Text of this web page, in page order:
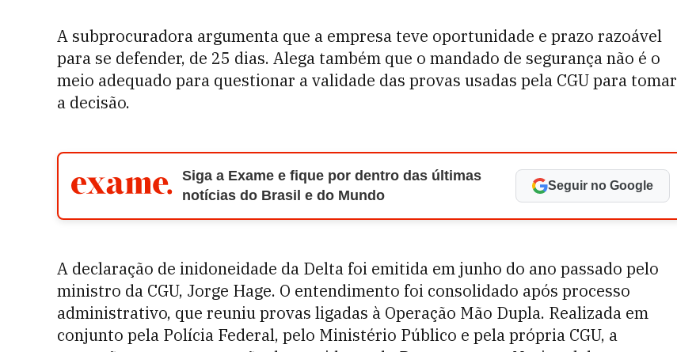
A subprocuradora argumenta que a empresa teve oportunidade e prazo razoável
para se defender, de 25 dias. Alega também que o mandado de segurança não é o
meio adequado para questionar a validade das provas usadas pela CGU para tomar
a decisão.
Siga a Exame e fique por dentro das últimas
notícias do Brasil e do Mundo
Seguir no Google
A declaração de inidoneidade da Delta foi emitida em junho do ano passado pelo
ministro da CGU, Jorge Hage. O entendimento foi consolidado após processo
administrativo, que reuniu provas ligadas à Operação Mão Dupla. Realizada em
conjunto pela Polícia Federal, pelo Ministério Público e pela própria CGU, a